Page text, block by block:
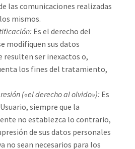
las comunicaciones realizadas
mismos.
Es el derecho del
modifiquen sus datos
resulten ser inexactos o,
los fines del tratamiento,
(«el derecho al olvido»): Es
siempre que la
no establezca lo contrario,
de sus datos personales
no sean necesarios para los